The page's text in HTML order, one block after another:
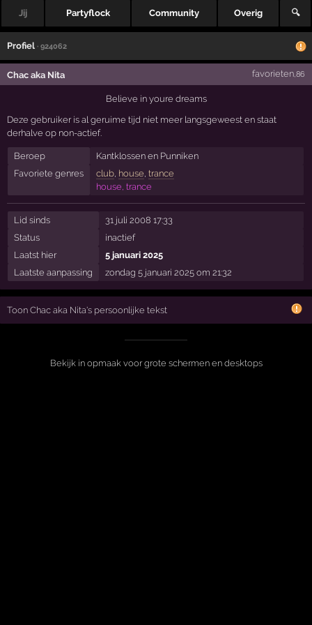
Jij Partyflock Community Overig 🔍
Profiel · 924062
Chac aka Nita favorieten,86
Believe in youre dreams
Deze gebruiker is al geruime tijd niet meer langsgeweest en staat
derhalve op non-actief.
Beroep
Kantklossen en Punniken
Favoriete genres
club, house trance
house, trance
Lid sinds
31 juli 2008 17:33
Status
inactief
Laatst hier
5 januari 2025
Laatste aanpassing
zondag 5 januari 2025 om 21:32
Toon Chac aka Nita's persoonlijke tekst
Bekijk in opmaak voor grote schermen en desktops